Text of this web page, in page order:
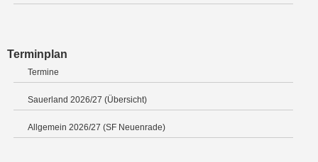
Terminplan
Termine
Sauerland 2026/27 (Übersicht)
Allgemein 2026/27 (SF Neuenrade)